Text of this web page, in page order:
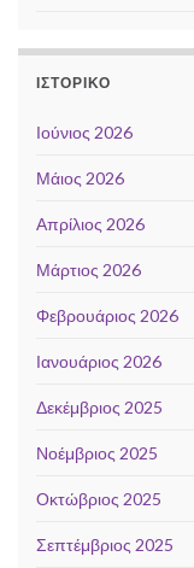
ΙΣΤΟΡΙΚΌ
Ιούνιος 2026
Μάιος 2026
Απρίλιος 2026
Μάρτιος 2026
Φεβρουάριος 2026
Ιανουάριος 2026
Δεκέμβριος 2025
Νοέμβριος 2025
Οκτώβριος 2025
Σεπτέμβριος 2025